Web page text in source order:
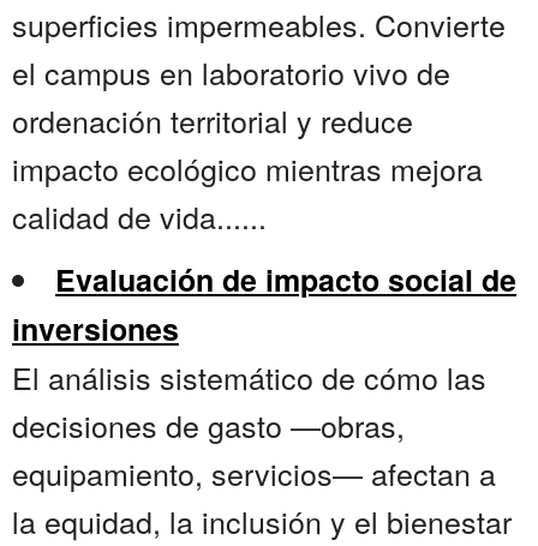
superficies impermeables. Convierte
el campus en laboratorio vivo de
ordenación territorial y reduce
impacto ecológico mientras mejora
calidad de vida......
Evaluación de impacto social de
inversiones
El análisis sistemático de cómo las
decisiones de gasto —obras,
equipamiento, servicios— afectan a
la equidad, la inclusión y el bienestar